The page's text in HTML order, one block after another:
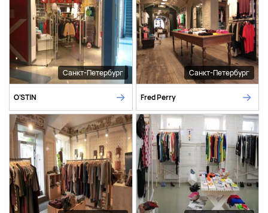
Санкт-Петербург
O'STIN
Санкт-Петербург
Fred Perry